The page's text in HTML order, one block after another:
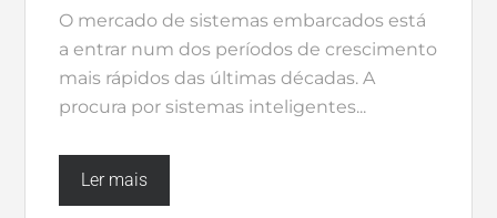
O mercado de sistemas embarcados está
a entrar num dos períodos de crescimento
mais rápidos das últimas décadas. A
procura por sistemas inteligentes...
Ler mais